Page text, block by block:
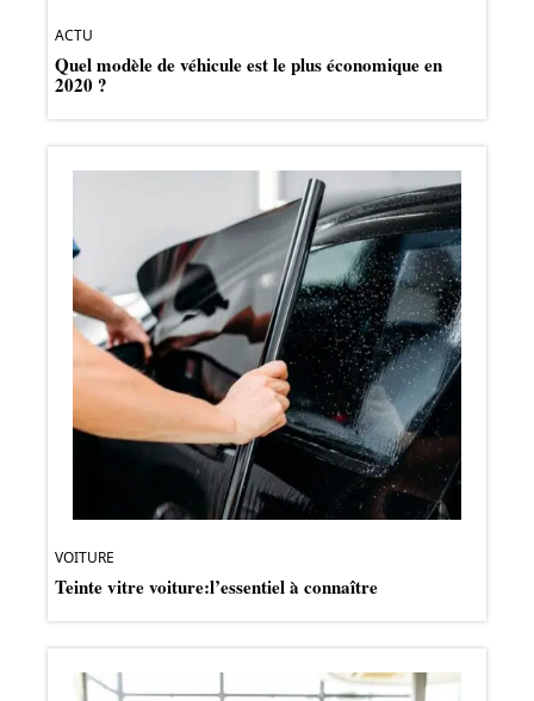
ACTU
Quel modèle de véhicule est le plus économique en
2020 ?
VOITURE
Teinte vitre voiture:l’essentiel à connaître